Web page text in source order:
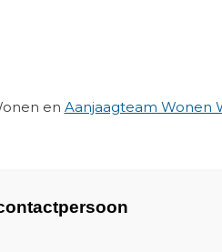
en Aanjaagteam Wonen